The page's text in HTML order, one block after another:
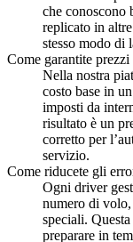
che conoscono
replicato in
stesso modo di
Come garantite
Nella nostra
costo base in
imposti da
risultato è un
corretto per
servizio.
Come riducete gli
Ogni driver
numero di
speciali.
preparare in